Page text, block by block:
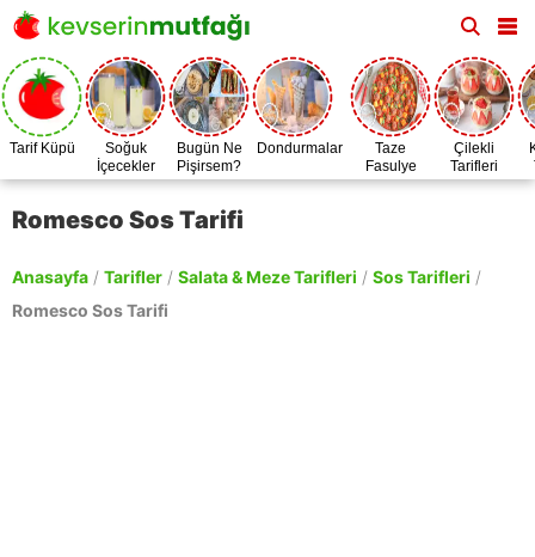
Tarif Küpü
Soğuk
İçecekler
Bugün Ne
Pişirsem?
Dondurmalar
Taze
Fasulye
Zamanı
Çilekli
Tarifleri
Romesco Sos Tarifi
Anasayfa / Tarifler / Salata & Meze Tarifleri / Sos Tarifleri /
Romesco Sos Tarifi